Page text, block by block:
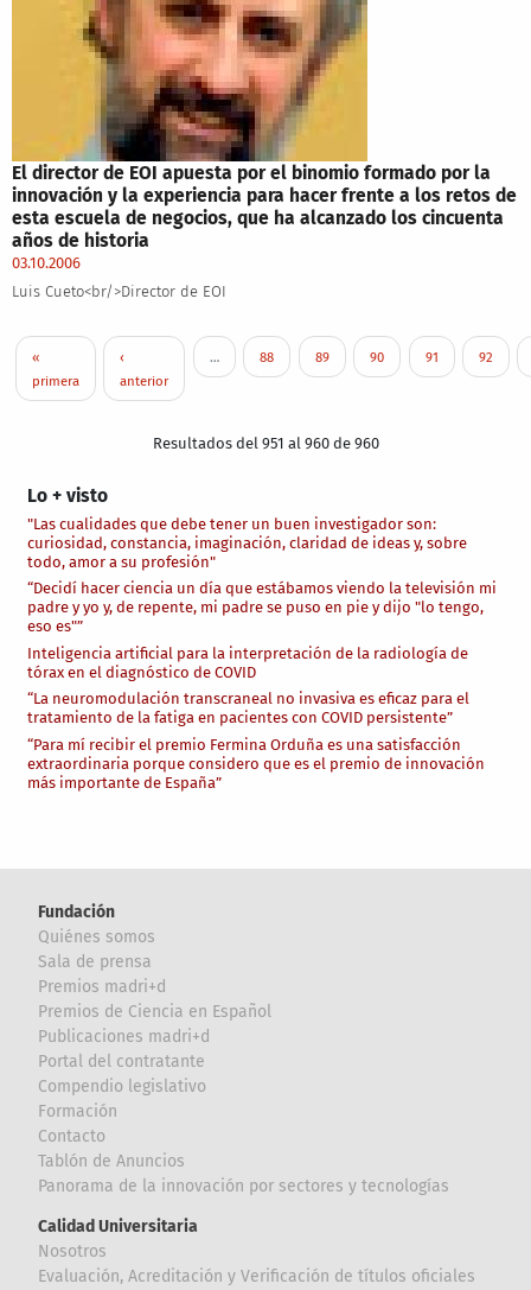
Lo + visto
"Las cualidades que debe tener un buen investigador son:
curiosidad, constancia, imaginación, claridad de ideas y, sobre
todo, amor a su profesión"
“Decidí hacer ciencia un día que estábamos viendo la televisión mi
padre y yo y, de repente, mi padre se puso en pie y dijo "lo tengo,
eso es"”
Inteligencia artificial para la interpretación de la radiología de
tórax en el diagnóstico de COVID
“La neuromodulación transcraneal no invasiva es eficaz para el
tratamiento de la fatiga en pacientes con COVID persistente”
“Para mí recibir el premio Fermina Orduña es una satisfacción
extraordinaria porque considero que es el premio de innovación
más importante de España”
El director de EOI apuesta por el binomio formado por la
innovación y la experiencia para hacer frente a los retos de
esta escuela de negocios, que ha alcanzado los cincuenta
años de historia
03.10.2006
Luis Cueto<br/>Director de EOI
Paginación
Primera página
«
primera
Página anterior
‹
anterior
… Page
88 Page
89 Page
90 Page
91 Page
92
Resultados del 951 al 960 de 960
Fundación
Quiénes somos
Sala de prensa
Premios madri+d
Premios de Ciencia en Español
Publicaciones madri+d
Portal del contratante
Compendio legislativo
Formación
Contacto
Tablón de Anuncios
Panorama de la innovación por sectores y tecnologías
Calidad Universitaria
Nosotros
Evaluación, Acreditación y Verificación de títulos oficiales